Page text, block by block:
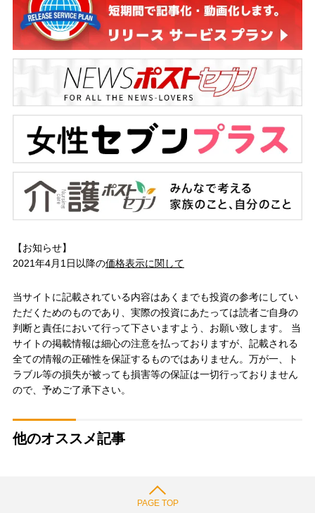
【お知らせ】
2021年4月1日以降の価格表示に関して
当サイトに記載されている内容はあくまでも投資の参考にしてい
ただくためのものであり、実際の投資にあたっては読者ご自身の
判断と責任において行って下さいますよう、お願い致します。 当
サイトの掲載情報は細心の注意を払っておりますが、記載される
全ての情報の正確性を保証するものではありません。万が一、ト
ラブル等の損失が被っても損害等の保証は一切行っておりません
ので、予めご了承下さい。
他のオススメ記事
PAGE TOP